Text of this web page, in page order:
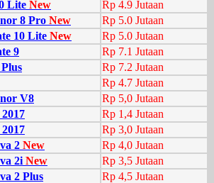
Lite New
Rp 4.9 Jutaan
8 Pro New
Rp 5.0 Jutaan
10 Lite New
Rp 5.0 Jutaan
9
Rp 7.1 Jutaan
Rp 7.2 Jutaan
Rp 4.7 Jutaan
V8
Rp 5,0 Jutaan
Rp 1,4 Jutaan
Rp 3,0 Jutaan
2 New
Rp 4,0 Jutaan
2i New
Rp 3,5 Jutaan
2 Plus
Rp 4,5 Jutaan